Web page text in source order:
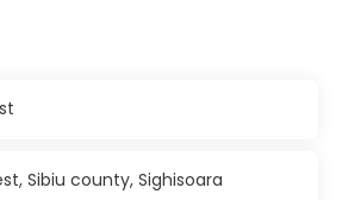
Sibiu county, Sighisoara